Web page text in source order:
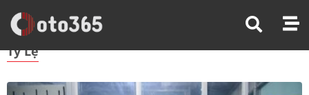
Trang Chủ Tỷ Lệ
Tỷ Lệ